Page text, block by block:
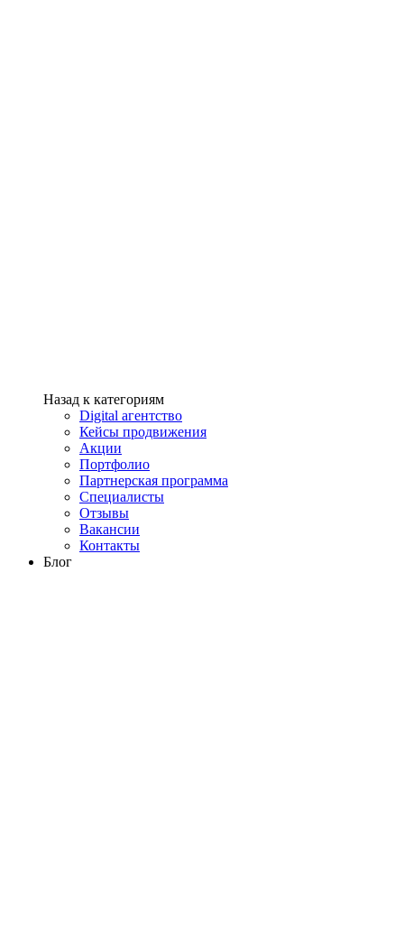
Назад к категориям
Digital агентство
Кейсы продвижения
Акции
Портфолио
Партнерская программа
Специалисты
Отзывы
Вакансии
Контакты
Блог